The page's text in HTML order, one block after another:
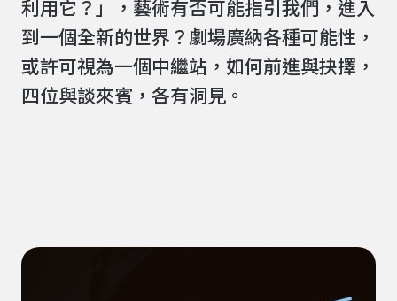
利用它？」，藝術有否可能指引我們，進入
到一個全新的世界？劇場廣納各種可能性，
或許可視為一個中繼站，如何前進與抉擇，
四位與談來賓，各有洞見。